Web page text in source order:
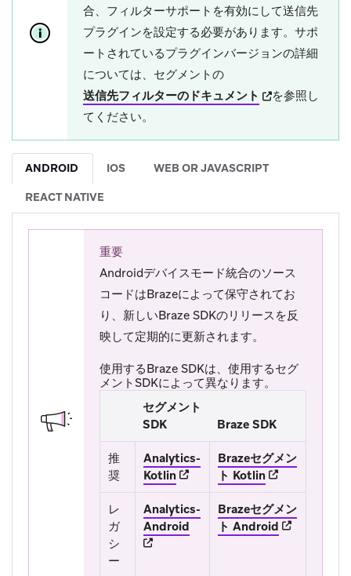
合、フィルターサポートを有効にして送信先
プラグインを設定する必要があります。サポ
ートされているプラグインバージョンの詳細
については、セグメントの
送信先フィルターのドキュメント (opens in new
を参照し
てください。
ANDROID IOS WEB OR JAVASCRIPT
REACT NATIVE
重要
Androidデバイスモード統合のソース
コードはBrazeによって保守されてお
り、新しいBraze SDKのリリースを反
映して定期的に更新されます。
使用するBraze SDKは、使用するセグ
メントSDKによって異なります。
セグメント
SDK
Braze SDK
推
奨
Analytics-
Kotlin(opens in new tab)
Brazeセグメン
ト Kotlin(opens in new
レ
ガ
シ
ー
Analytics-
Android (opens in new tab)
Brazeセグメン
ト Android (opens in